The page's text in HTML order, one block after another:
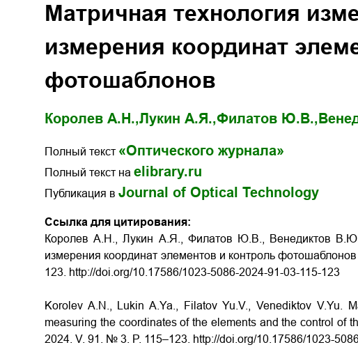
Матричная технология
измерения координат
фотошаблонов
Королев А.Н.,Лукин А.Я.,Филатов Ю.В.,
Полный текст «Оптического журнала»
Полный текст на elibrary.ru
Публикация в Journal of Optical Technology
Ссылка для цитирования:
Королев А.Н., Лукин А.Я., Филатов Ю.В., Венедиктов В.Ю.
измерения координат элементов и контроль
123. http://doi.org/10.17586/1023-5086-2024-91-03-115-123
Korolev A.N., Lukin A.Ya., Filatov Yu.V., Venediktov V.Yu.
measuring the coordinates of the elements and the control of
2024. V. 91. № 3. P. 115–123. http://doi.org/10.17586/1023-